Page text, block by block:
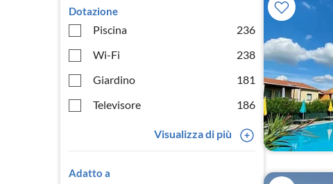
Dotazione
Piscina
236
Wi-Fi
238
Giardino
181
Televisore
186
Visualizza di più
Adatto a